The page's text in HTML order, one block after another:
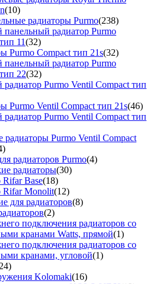
(10)
радиаторы Purmo(238)
панельный радиатор Purmo
11(32)
Purmo Compact тип 21s(32)
панельный радиатор Purmo
22(32)
радиатор Purmo Ventil Compact тип
Purmo Ventil Compact тип 21s(46)
радиатор Purmo Ventil Compact тип
радиаторы Purmo Ventil Compact
радиаторов Purmo(4)
радиаторы(30)
Rifar Base(18)
Rifar Monolit(12)
для радиаторов(8)
(2)
подключения радиаторов со
кранами Watts, прямой(1)
подключения радиаторов со
кранами, угловой(1)
Kolomaki(16)